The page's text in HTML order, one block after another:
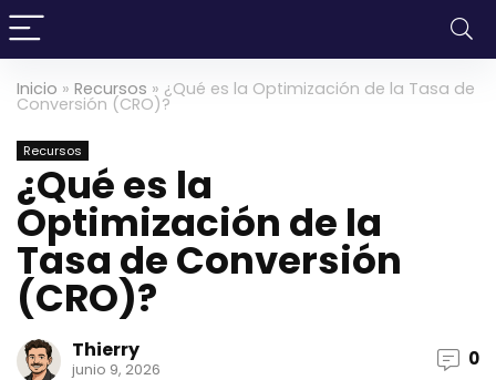
Inicio » Recursos » ¿Qué es la Optimización de la Tasa de
Conversión (CRO)?
Recursos
¿Qué es la
Optimización de la
Tasa de Conversión
(CRO)?
Thierry
junio 9, 2026 0